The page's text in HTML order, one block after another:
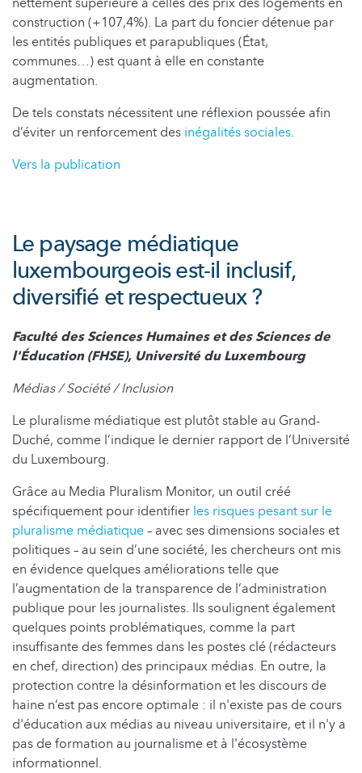
construction (+107,4%). La part du foncier détenue par
les entités publiques et parapubliques (État,
communes…) est quant à elle en constante
augmentation.
De tels constats nécessitent une réflexion poussée afin
d’éviter un renforcement des inégalités sociales.
Vers la publication
Le paysage médiatique
luxembourgeois est-il inclusif,
diversifié et respectueux ?
Faculté des Sciences Humaines et des Sciences de
l'Éducation (FHSE), Université du Luxembourg
Médias / Société / Inclusion
Le pluralisme médiatique est plutôt stable au Grand-
Duché, comme l’indique le dernier rapport de l’Université
du Luxembourg.
Grâce au Media Pluralism Monitor, un outil créé
spécifiquement pour identifier les risques pesant sur le
pluralisme médiatique– avec ses dimensions sociales et
politiques – au sein d’une société, les chercheurs ont mis
en évidence quelques améliorations telle que
l’augmentation de la transparence de l‘administration
publique pour les journalistes. Ils soulignent également
quelques points problématiques, comme la part
insuffisante des femmes dans les postes clé (rédacteurs
en chef, direction) des principaux médias. En outre, la
protection contre la désinformation et les discours de
haine n‘est pas encore optimale : il n'existe pas de cours
d'éducation aux médias au niveau universitaire, et il n'y a
pas de formation au journalisme et à l'écosystème
informationnel.